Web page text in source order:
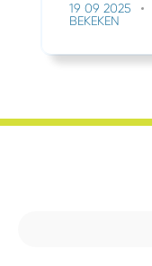
19 09 2025
BEKEKEN